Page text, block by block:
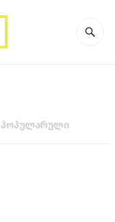
პოპულარული